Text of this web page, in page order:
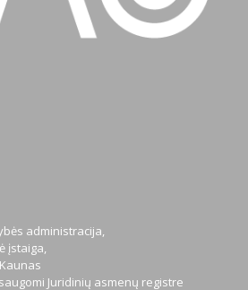
administracija,
įstaiga,
Juridinių asmenų registre